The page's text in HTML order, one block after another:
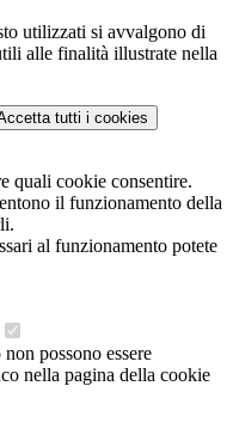
utilizzati si avvalgono di
alle finalità illustrate nella
tutti i cookies
quali cookie consentire.
il funzionamento della
al funzionamento potete
possono essere
nella pagina della cookie